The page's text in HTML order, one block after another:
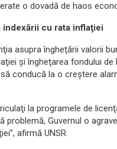
o dovadă de haos
cu rata inflaţiei
asupra îngheţării valorii
şi îngheţarea fondului
conducă la o creştere
la programele de
Guvernul o
afirmă UNSR.